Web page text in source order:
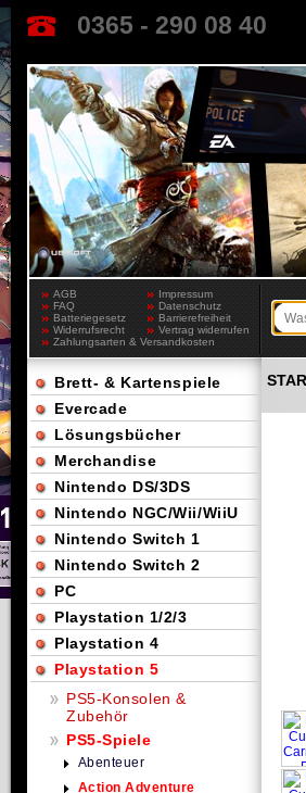
0365 - 290 08 40
AGB
Impressum
FAQ
Datenschutz
Batteriegesetz
Barrierefreiheit
Widerrufsrecht
Vertrag widerrufen
Zahlungsarten & Versandkosten
Brett- & Kartenspiele
Evercade
Lösungsbücher
Merchandise
Nintendo DS/3DS
Nintendo NGC/Wii/WiiU
Nintendo Switch 1
Nintendo Switch 2
PC
Playstation 1/2/3
Playstation 4
Playstation 5
PS5-Konsolen &
Zubehör
PS5-Spiele
Abenteuer
Action Adventure